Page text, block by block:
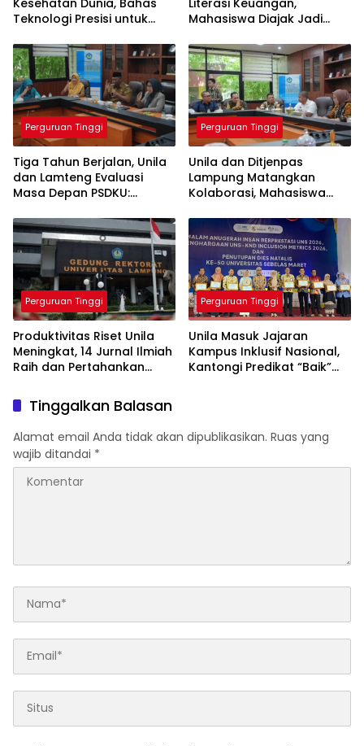
Kesehatan Dunia, Bahas
Teknologi Presisi untuk
Medis
Literasi Keuangan,
Mahasiswa Diajak Jadi
Perguruan Tinggi
Tiga Tahun Berjalan, Unila
dan Lamteng Evaluasi
Masa Depan PSDKU:
Kampus Daerah
Perguruan Tinggi
Unila dan Ditjenpas
Lampung Matangkan
Kolaborasi, Mahasiswa
Lapas
Perguruan Tinggi
Produktivitas Riset Unila
Meningkat, 14 Jurnal Ilmiah
Raih dan Pertahankan
Perguruan Tinggi
Unila Masuk Jajaran
Kampus Inklusif Nasional,
Kantongi Predikat “Baik”
Tinggalkan Balasan
Alamat email Anda tidak akan dipublikasikan. Ruas yang
wajib ditandai *